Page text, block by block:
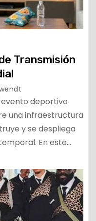
Transmisión
evento deportivo
una infraestructura
y se despliega
En este…